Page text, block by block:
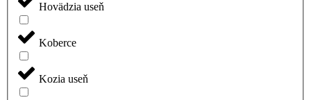
Hovädzia useň
Koberce
Kozia useň